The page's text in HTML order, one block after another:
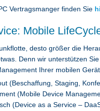
Vertragsmanger finden Sie
Mobile
desto größer die
Denn wir unterstützen
Ihrer mobilen
(Beschaffung, Staging,
(Mobile Device
(Device as a Service –